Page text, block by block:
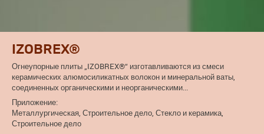
IZOBREX®
Огнеупорные плиты „IZOBREX®“ изготавливаются из смеси
керамических алюмосиликатных волокон и минеральной ваты,
соединенных органическими и неорганическими...
Приложение:
Металлургическая, Строительное дело, Стекло и керамика,
Строительное дело